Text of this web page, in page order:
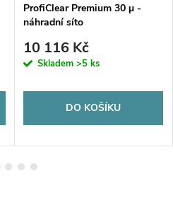
ProfiClear Premium 30 µ -
náhradní síto
10 116 Kč
Skladem >5 ks
DO KOŠÍKU